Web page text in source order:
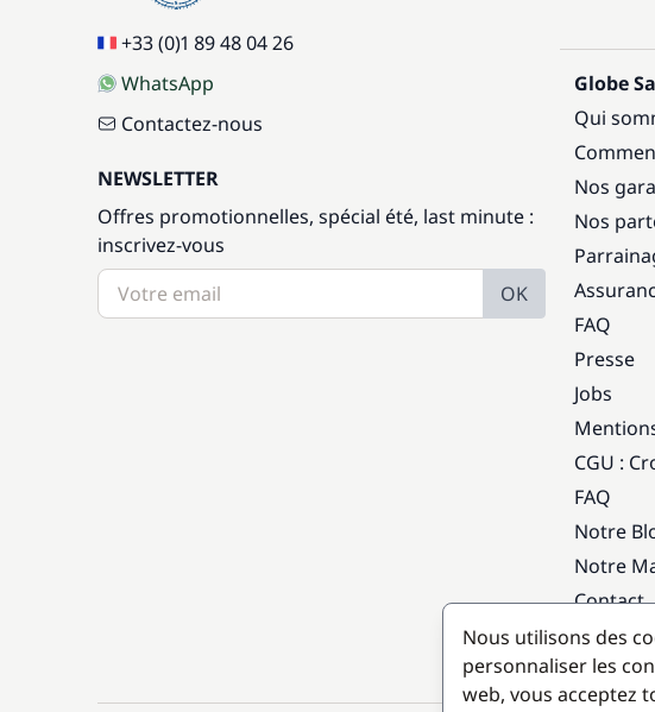
+33 (0)1 89 48 04 26
WhatsApp
Contactez-nous
NEWSLETTER
Offres promotionnelles, spécial été, last minute :
inscrivez-vous
OK
Globe
Qui
Nos
Nos
FAQ
Presse
Jobs
CGU :
FAQ
Notre
Notre
Contact
Nous utilisons des
personnaliser les
web, vous acceptez